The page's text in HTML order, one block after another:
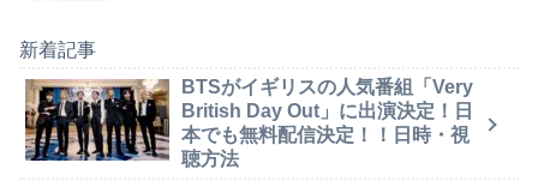
新着記事
BTSがイギリスの人気番組「Very
British Day Out」に出演決定！日
本でも無料配信決定！！日時・視
聴方法